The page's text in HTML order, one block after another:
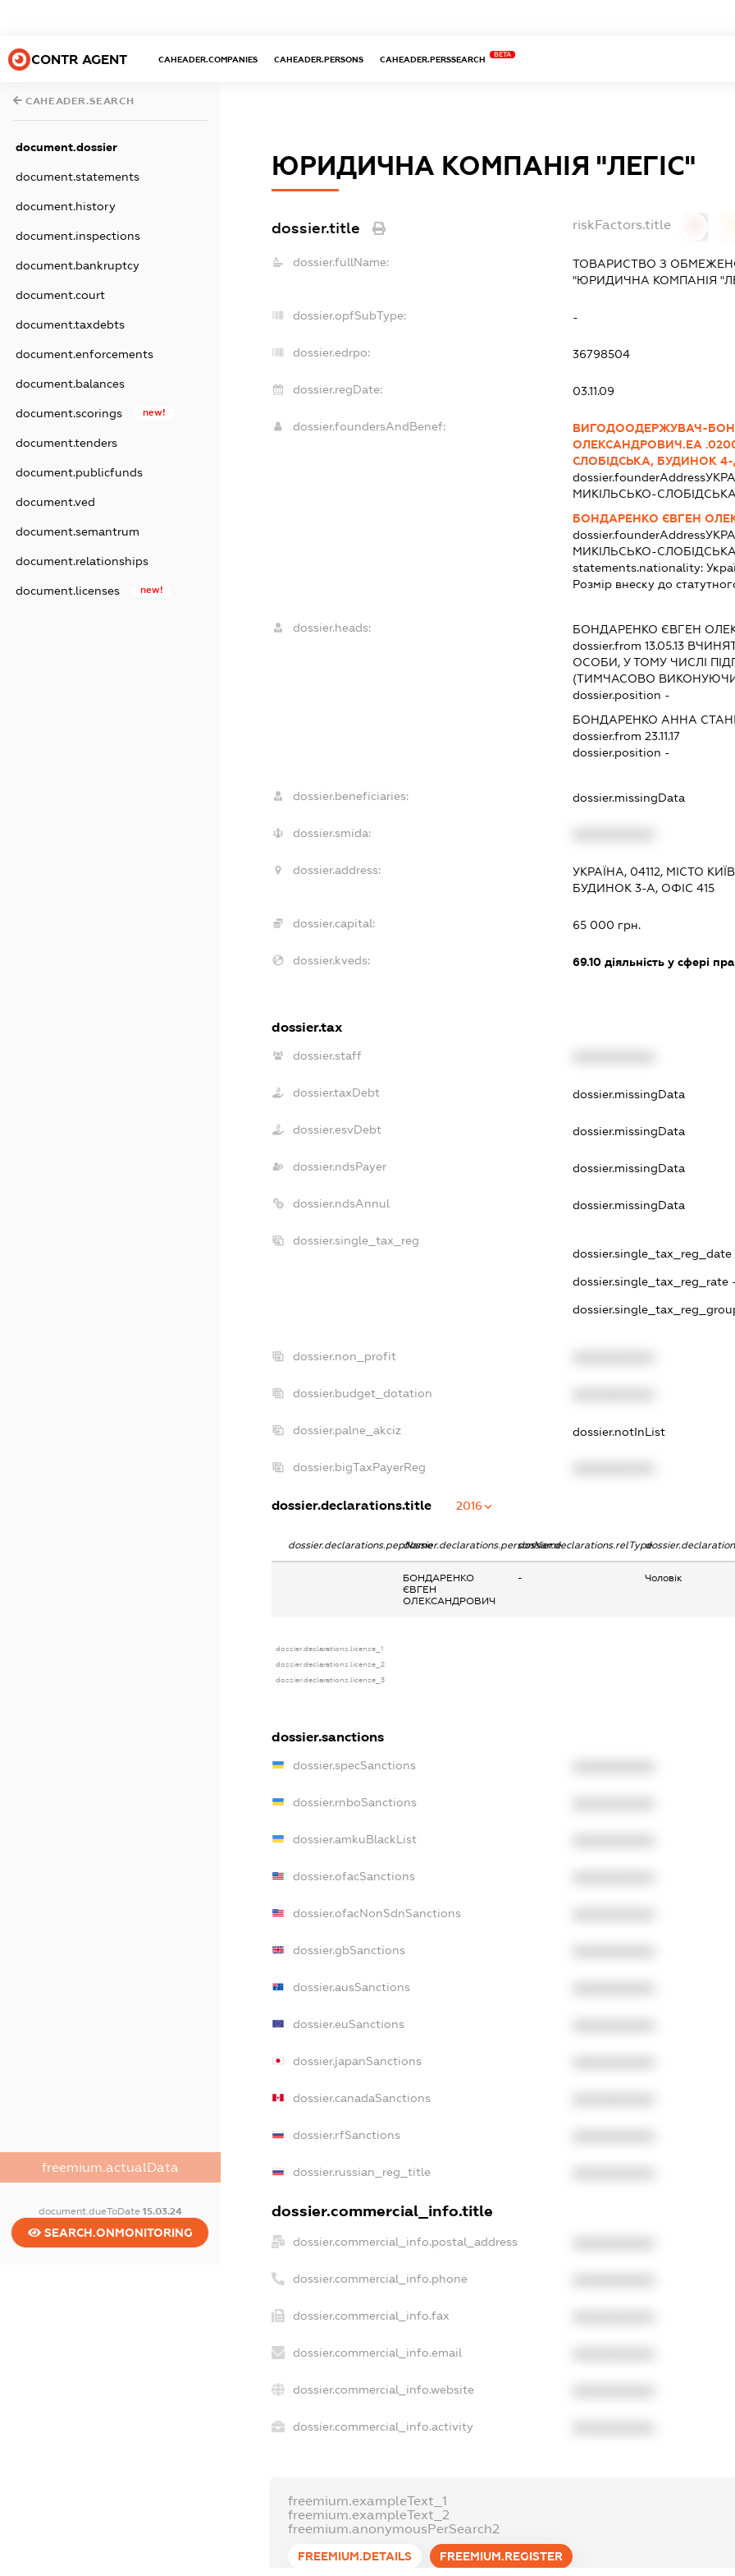
CONTR AGENT CAHEADER.COMPANIES CAHEADER.PERSONS CAHEADER.PERSSEARCH
BETA
CAHEADER.SEARCH
document.dossier
document.statements
document.history
document.inspections
document.bankruptcy
document.court
document.taxdebts
document.enforcements
document.balances
document.scorings new!
document.tenders
document.publicfunds
document.ved
document.semantrum
document.relationships
document.licenses new!
freemium.actualData
document.dueToDate 15.03.24
SEARCH.ONMONITORING
ЮРИДИЧНА КОМПАНІЯ "ЛЕГІС"
dossier.title riskFactors.title
dossier.fullName:
ТОВАРИСТВО З
"ЮРИДИЧНА КОМПАНІЯ
dossier.opfSubType: -
dossier.edrpo: 36798504
dossier.regDate: 03.11.09
dossier.foundersAndBenef:
ВИГОДООДЕРЖУВАЧ-
ОЛЕКСАНДРОВИЧ.ЕА
СЛОБІДСЬКА, БУДИНОК 4-
dossier.founderAddress
МИКІЛЬСЬКО-
БОНДАРЕНКО ЄВГЕН
dossier.founderAddress
МИКІЛЬСЬКО-
statements.nationality:
Розмір внеску до
dossier.heads: БОНДАРЕНКО ЄВГЕН
dossier.from 13.05.13
ОСОБИ, У ТОМУ ЧИСЛІ
(ТИМЧАСОВО
dossier.position -
БОНДАРЕНКО АННА
dossier.from 23.11.17
dossier.position -
dossier.beneficiaries: dossier.missingData
dossier.smida:
dossier.address:
УКРАЇНА, 04112, МІСТО
БУДИНОК 3-А, ОФІС 415
dossier.capital: 65 000 грн.
dossier.kveds: 69.10 діяльність у сфері
dossier.tax
dossier.staff
dossier.taxDebt dossier.missingData
dossier.esvDebt dossier.missingData
dossier.ndsPayer dossier.missingData
dossier.ndsAnnul dossier.missingData
dossier.single_tax_reg
dossier.single_tax_reg_date -
dossier.single_tax_reg_rate
dossier.non_profit
dossier.budget_dotation
dossier.palne_akciz dossier.notInList
dossier.bigTaxPayerReg
dossier.declarations.title 2016
dossier.declarations.pepNamedossier.declarations.personNamedossier.declarations.relType
БОНДАРЕНКО
ЄВГЕН
ОЛЕКСАНДРОВИЧ
- Чоловік
dossier.declarations.license_1
dossier.declarations.license_2
dossier.declarations.license_3
dossier.sanctions
dossier.specSanctions
dossier.rnboSanctions
dossier.amkuBlackList
dossier.ofacSanctions
dossier.ofacNonSdnSanctions
dossier.gbSanctions
dossier.ausSanctions
dossier.euSanctions
dossier.japanSanctions
dossier.canadaSanctions
dossier.rfSanctions
dossier.russian_reg_title
dossier.commercial_info.title
dossier.commercial_info.postal_address
dossier.commercial_info.phone
dossier.commercial_info.fax
dossier.commercial_info.email
dossier.commercial_info.website
dossier.commercial_info.activity
freemium.exampleText_1
freemium.exampleText_2
freemium.anonymousPerSearch2
FREEMIUM.DETAILS FREEMIUM.REGISTER